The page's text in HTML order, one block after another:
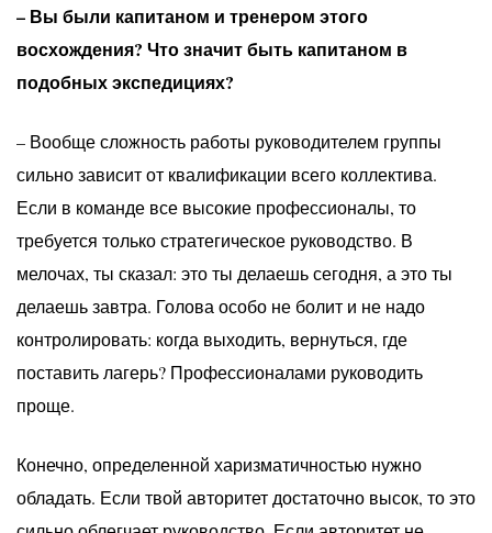
– Вы были капитаном и тренером этого
восхождения? Что значит быть капитаном в
подобных экспедициях?
– Вообще сложность работы руководителем группы
сильно зависит от квалификации всего коллектива.
Если в команде все высокие профессионалы, то
требуется только стратегическое руководство. В
мелочах, ты сказал: это ты делаешь сегодня, а это ты
делаешь завтра. Голова особо не болит и не надо
контролировать: когда выходить, вернуться, где
поставить лагерь? Профессионалами руководить
проще.
Конечно, определенной харизматичностью нужно
обладать. Если твой авторитет достаточно высок, то это